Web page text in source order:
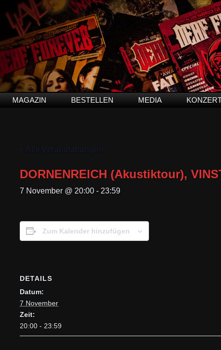
MAGAZIN BESTELLEN MEDIA
« Alle Veranstaltungen
DORNENREICH (Akustiktour),
7 November @ 20:00 - 23:59
Zum Kalender hinzufügen
DETAILS
Datum:
7 November
Zeit:
20:00 - 23:59